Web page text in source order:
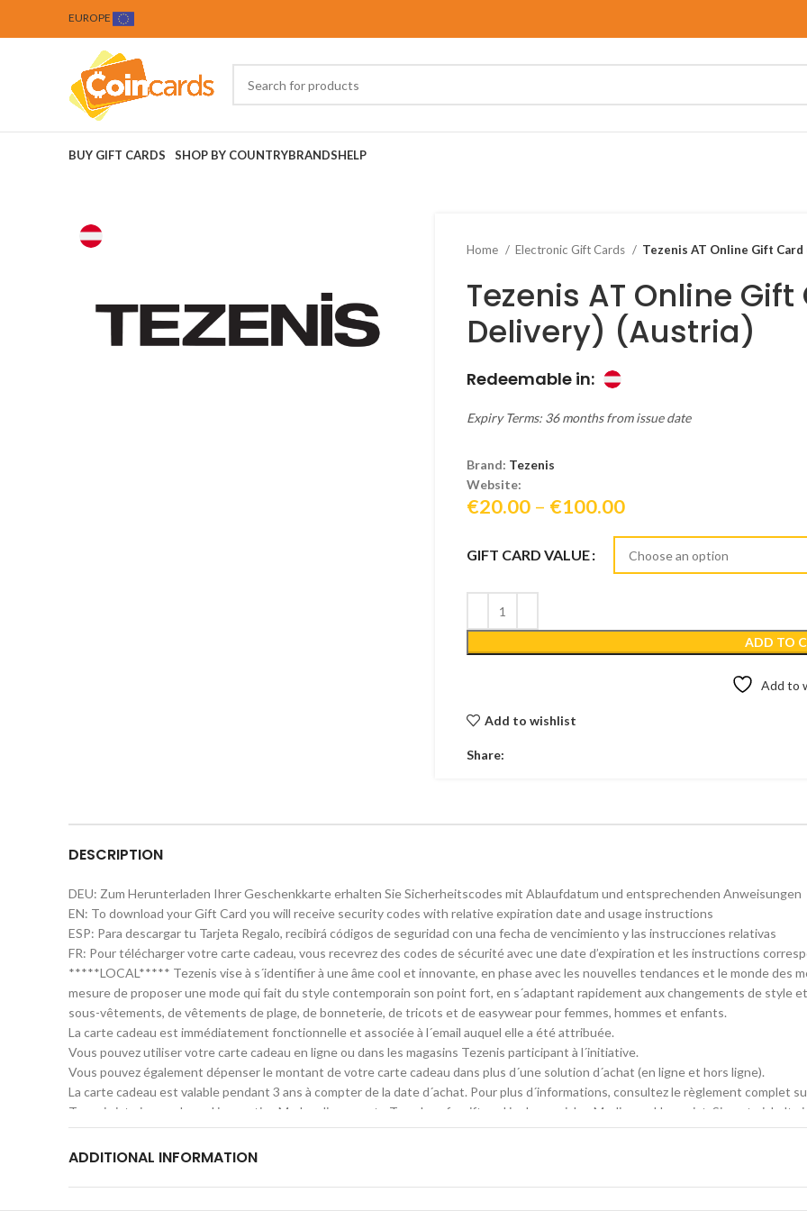
EUROPE
BUY GIFT CARDS SHOP BY COUNTRYBRANDSHELP
Home Electronic Gift Cards Tezenis AT Online Gift
Tezenis AT Online
Delivery) (Austria)
Redeemable in:
Expiry Terms: 36 months from issue date
Brand: Tezenis
Website:
€20.00 – €100.00Price
€20.00
through
GIFT CARD VALUE
ADD TO
Add to
Add to wishlist
Share:
DESCRIPTION
DEU: Zum Herunterladen Ihrer Geschenkkarte erhalten Sie Sicherheitscodes mit Ablaufdatum und entsprechenden Anweisungen
EN: To download your Gift Card you will receive security codes with relative expiration date and usage instructions
ESP: Para descargar tu Tarjeta Regalo, recibirá códigos de seguridad con una fecha de vencimiento y las instrucciones relativas
FR: Pour télécharger votre carte cadeau, vous recevrez des codes de sécurité avec une date d’expiration et les instructions
*****LOCAL***** Tezenis vise à s´identifier à une âme cool et innovante, en phase avec les nouvelles tendances et le monde des
mesure de proposer une mode qui fait du style contemporain son point fort, en s´adaptant rapidement aux changements de style
sous-vêtements, de vêtements de plage, de bonneterie, de tricots et de easywear pour femmes, hommes et enfants.
La carte cadeau est immédiatement fonctionnelle et associée à l´email auquel elle a été attribuée.
Vous pouvez utiliser votre carte cadeau en ligne ou dans les magasins Tezenis participant à l´initiative.
Vous pouvez également dépenser le montant de votre carte cadeau dans plus d´une solution d´achat (en ligne et hors ligne).
La carte cadeau est valable pendant 3 ans à compter de la date d´achat. Pour plus d´informations, consultez le règlement
Tezenis ist eine coole und innovative Marke, die neueste Trends aufgreift und in den sozialen Medien zu Hause ist. Sie entwickelt
ist, die sich im Stil anpasst und frische Trends aus den Bereichen Unterwäsche, Bademode, Strumpfwaren, Oberbekleidung und
Die Gift Card kann sofort verwendet werden und ist mit der E-Mail verknüpft, der sie zugewiesen wurde
Du kannst den Betrag auf Deiner Gift Card auch mit mehreren Einkäufen einlösen (online und offline)
ADDITIONAL INFORMATION